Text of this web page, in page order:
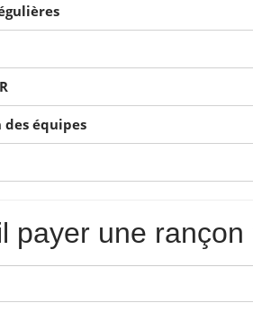
équipes
payer une rançon